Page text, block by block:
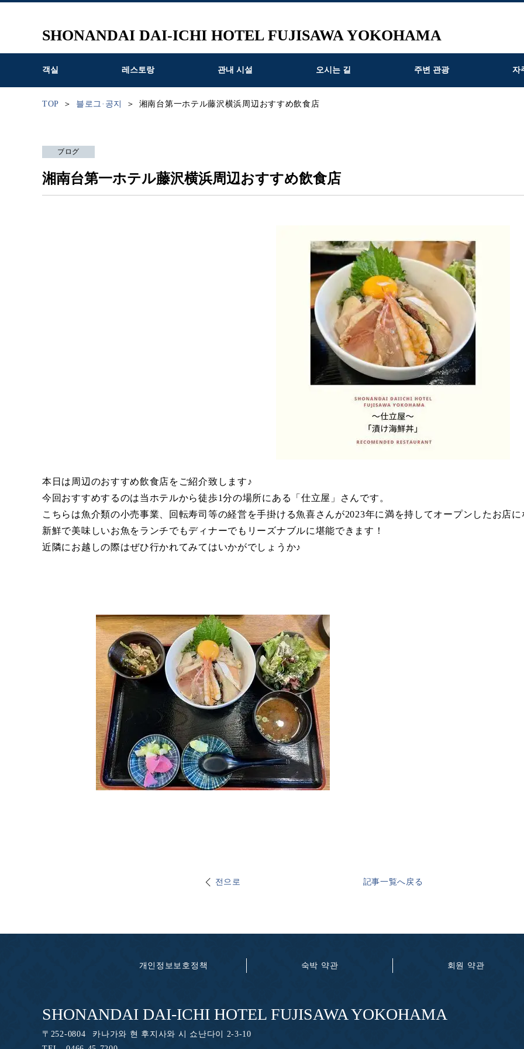
SHONANDAI DAI-ICHI HOTEL FUJISAWA YOKOHAMA
객실 레스토랑 관내 시설 오시는 길 주변 관광 자
TOP 블로그·공지 湘南台第一ホテル藤沢横浜周辺おすすめ飲食店
ブログ
湘南台第一ホテル藤沢横浜周辺おすすめ飲食店
本日は周辺のおすすめ飲食店をご紹介致します♪
今回おすすめするのは当ホテルから徒歩1分の場所にある「仕立屋」さんです。
こちらは魚介類の小売事業、回転寿司等の経営を手掛ける魚喜さんが2023年に満を持してオープンしたお店に
新鮮で美味しいお魚をランチでもディナーでもリーズナブルに堪能できます！
近隣にお越しの際はぜひ行かれてみてはいかがでしょうか♪
전으로 記事一覧へ戻る
개인정보보호정책 숙박 약관 회원 약관
SHONANDAI DAI-ICHI HOTEL FUJISAWA YOKOHAMA
〒 252-0804
카나가와 현 후지사와 시 쇼난다이 2-3-10